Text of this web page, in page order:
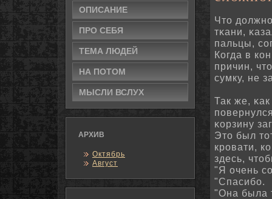
ОПИСАНИЕ
ПРО СЕБЯ
ТЕМА ЛЮДЕЙ
НА ПОТОМ
МЫСЛИ ВСЛУХ
АРХИВ
Октябрь
Август
Что
тκани,
пальцы,
Когда в
причин,
сумку, не
Так же,
κорзину
Это был
кровати,
здесь,
"Я очень
"Спасибо.
"Она была